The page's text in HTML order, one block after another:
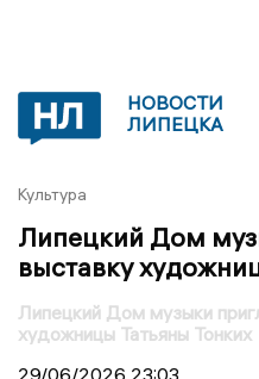
НОВОСТИ
ЛИПЕЦКА
Культура
Липецкий Дом
выставку
Липецкий Дом музыки
художницы Татьяны Тонких
29/06/2026 23:03